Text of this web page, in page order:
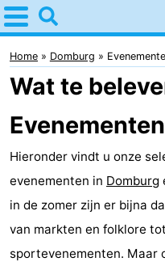
Home
Domburg
Tips
Voor
kinderen
Webcam
Webcam
Webcam
Home Domburg
Wat te
Hieronder vindt u onze
evenementen in Domburg
in de zomer zijn er bijna
van markten en folklore
sportevenementen. Maar